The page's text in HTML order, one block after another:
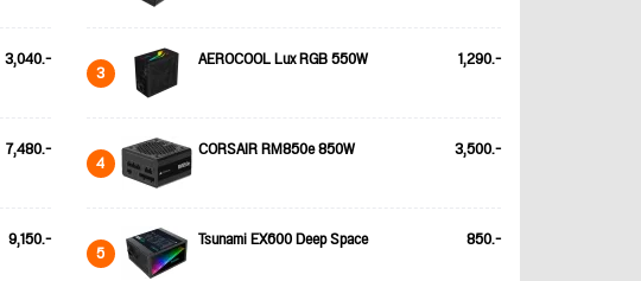
3,040.-
7,480.-
9,150.-
3 AEROCOOL Lux RGB 550W 1,290.-
4 CORSAIR RM850e 850W 3,500.-
5 Tsunami EX600 Deep Space 850.-